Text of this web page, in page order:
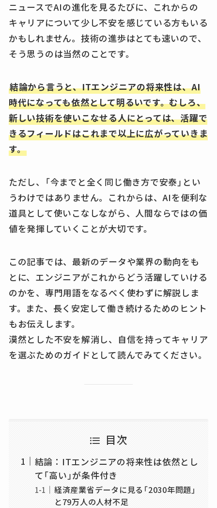
ニュースでAIの進化を見るたびに、これからの
キャリアについて少し不安を感じている方もいる
かもしれません。技術の進歩はとても速いので、
そう思うのは当然のことです。
結論から言うと、ITエンジニアの将来性は、AI
時代になっても依然として明るいです。むしろ、
新しい技術を使いこなせる人にとっては、活躍で
きるフィールドはこれまで以上に広がっていきま
す。
ただし、「今までと全く同じ働き方で安泰」とい
うわけではありません。これからは、AIを便利な
道具として使いこなしながら、人間ならではの価
値を発揮していくことが大切です。
この記事では、最新のデータや業界の動向をも
とに、エンジニアがこれからどう活躍していける
のかを、専門用語をなるべく使わずに解説しま
す。また、長く安定して働き続けるためのヒント
もお伝えします。
漠然とした不安を解消し、自信を持ってキャリア
を選ぶためのガイドとして読んでみてください。
目次
結論：ITエンジニアの将来性は依然とし
て「高い」が条件付き
経済産業省データに見る「2030年問題」
と79万人の人材不足